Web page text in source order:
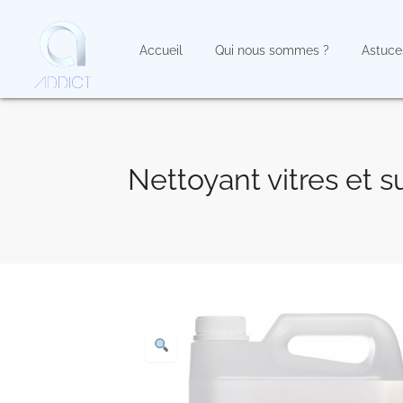
Accueil Qui nous sommes ?
Nettoyant vitres et